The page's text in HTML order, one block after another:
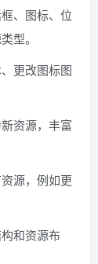
、图标、位
型。
更改图标图
资源，丰富
源，例如更
和资源布